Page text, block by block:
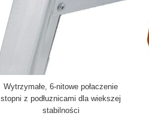
Wytrzymałe, 6-nitowe połaczenie
stopni z podłuznicami dla wiekszej
stabilności